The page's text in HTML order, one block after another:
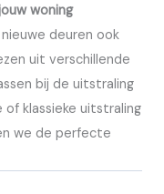
woning
deuren ook
uit verschillende
bij de uitstraling
of klassieke uitstraling
we de perfecte